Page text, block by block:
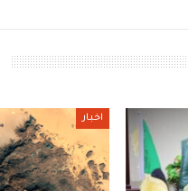
اخبار